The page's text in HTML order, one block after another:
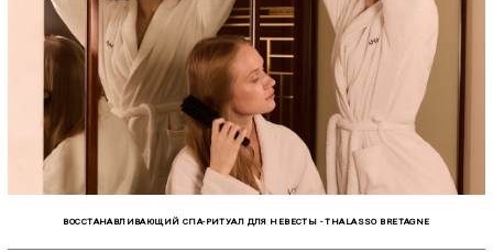
ВОССТАНАВЛИВАЮЩИЙ СПА-РИТУАЛ ДЛЯ НЕВЕСТЫ - THALASSO BRETAGNE